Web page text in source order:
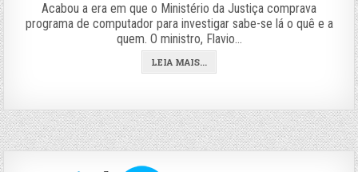
Acabou a era em que o Ministério da Justiça comprava
programa de computador para investigar sabe-se lá o quê e a
quem. O ministro, Flavio…
LEIA MAIS...